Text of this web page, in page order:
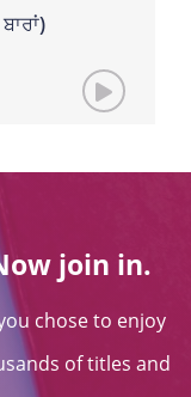
join in.
chose to enjoy
of titles and